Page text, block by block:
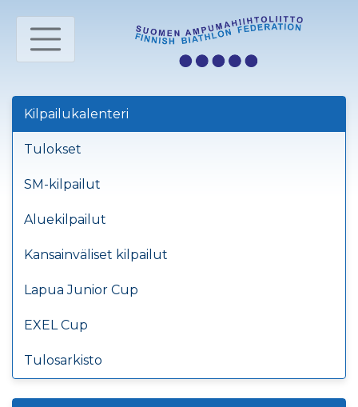
Kilpailukalenteri
Tulokset
SM-kilpailut
Aluekilpailut
Kansainväliset kilpailut
Lapua Junior Cup
EXEL Cup
Tulosarkisto